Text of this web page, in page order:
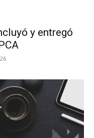
y entregó